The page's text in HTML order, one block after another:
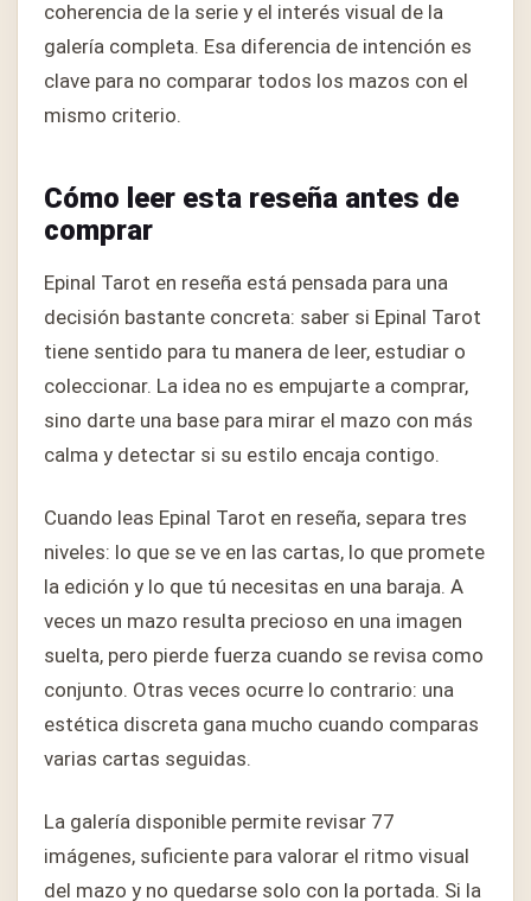
coherencia de la serie y el interés visual de la
galería completa. Esa diferencia de intención es
clave para no comparar todos los mazos con el
mismo criterio.
Cómo leer esta reseña antes de
comprar
Epinal Tarot en reseña está pensada para una
decisión bastante concreta: saber si Epinal Tarot
tiene sentido para tu manera de leer, estudiar o
coleccionar. La idea no es empujarte a comprar,
sino darte una base para mirar el mazo con más
calma y detectar si su estilo encaja contigo.
Cuando leas Epinal Tarot en reseña, separa tres
niveles: lo que se ve en las cartas, lo que promete
la edición y lo que tú necesitas en una baraja. A
veces un mazo resulta precioso en una imagen
suelta, pero pierde fuerza cuando se revisa como
conjunto. Otras veces ocurre lo contrario: una
estética discreta gana mucho cuando comparas
varias cartas seguidas.
La galería disponible permite revisar 77
imágenes, suficiente para valorar el ritmo visual
del mazo y no quedarse solo con la portada. Si la